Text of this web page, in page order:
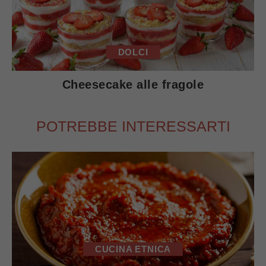
DOLCI
Cheesecake alle fragole
POTREBBE INTERESSARTI
CUCINA ETNICA